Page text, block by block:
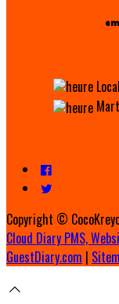
Copyright ©
Cloud Diary PMS,
GuestDiary.com |